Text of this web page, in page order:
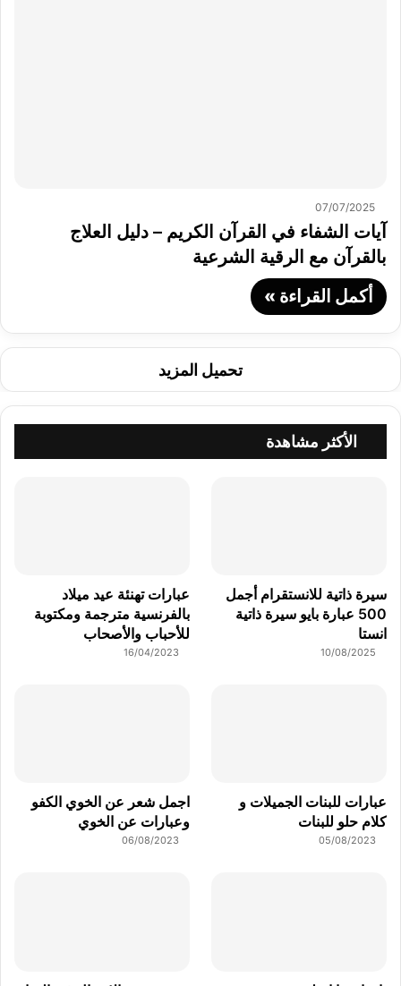
07/07/2025
آيات الشفاء في القرآن الكريم – دليل العلاج
بالقرآن مع الرقية الشرعية
أكمل القراءة »
تحميل المزيد
الأكثر مشاهدة
سيرة ذاتية للانستقرام أجمل
500 عبارة بايو سيرة ذاتية
انستا
10/08/2025
عبارات تهنئة عيد ميلاد
بالفرنسية مترجمة ومكتوبة
للأحباب والأصحاب
16/04/2023
عبارات للبنات الجميلات و
كلام حلو للبنات
05/08/2023
اجمل شعر عن الخوي الكفو
وعبارات عن الخوي
06/08/2023